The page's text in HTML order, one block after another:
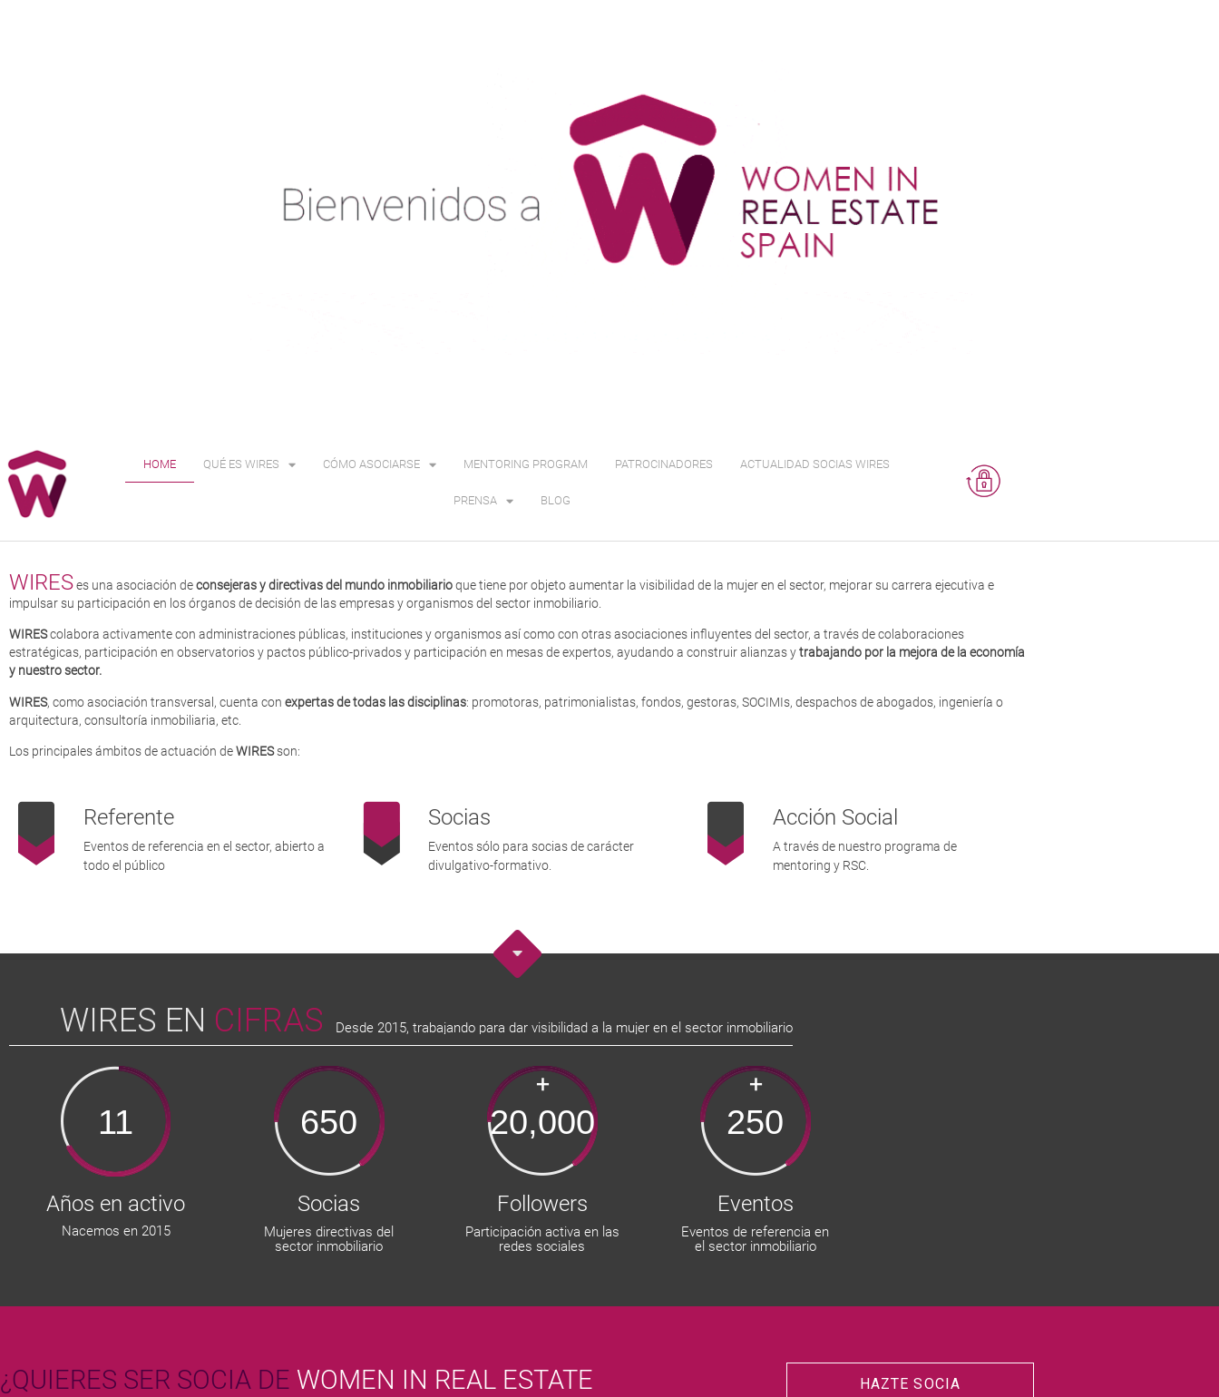
HOME QUÉ ES WIRES CÓMO ASOCIARSE MENTORING PROGRAM PATROCINADORES ACTUALIDAD SOCIAS WIRES
PRENSA BLOG
WIRESes una asociación deconsejeras y directivas del mundo inmobiliarioque tiene por objeto aumentar la visibilidad de la mujer en el sector, mejorar su carrera ejecutiva e
impulsar su participación en los órganos de decisión de las empresas y organismos del sector inmobiliario.
WIREScolabora activamente con administraciones públicas, instituciones y organismos así como con otras asociaciones influyentes del sector, a través de colaboraciones
estratégicas, participación en observatorios y pactos público-privados y participación en mesas de expertos, ayudando a construir alianzas ytrabajando por la mejora de la economía
y nuestro sector.
WIRES, como asociación transversal, cuenta con expertas de todas las disciplinas: promotoras, patrimonialistas, fondos, gestoras, SOCIMIs, despachos de abogados, ingeniería o
arquitectura, consultoría inmobiliaria, etc.
Los principales ámbitos de actuación deWIRESson:
Referente
Eventos de referencia en el sector, abierto a
todo el público
Socias
Eventos sólo para socias de carácter
divulgativo-formativo.
Acción Social
A través de nuestro programa de
mentoring y RSC.
WIRES EN CIFRAS Desde 2015, trabajando para dar visibilidad a la mujer en el sector inmobiliario
11
Años en activo
Nacemos en 2015
650
Socias
Mujeres directivas del
sector inmobiliario
20,000
Followers
Participación activa en las
redes sociales
+
250
+
Eventos
Eventos de referencia en
el sector inmobiliario
¿QUIERES SER SOCIA DE WOMEN IN REAL ESTATE
HAZTE SOCIA